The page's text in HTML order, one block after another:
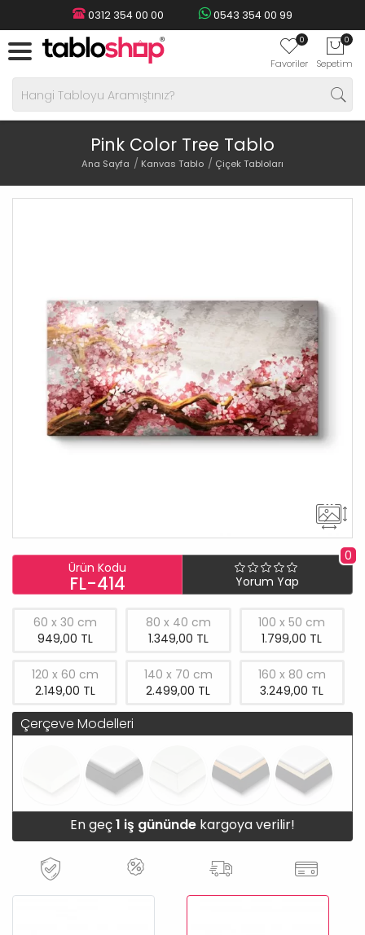
0312 354 00 00 0543 354 00 99
0
Favoriler
0
Sepetim
Pink Color Tree Tablo
Ana Sayfa Kanvas Tablo Çiçek Tabloları
Ürün Kodu
FL-414
0
Yorum Yap
60 x 30 cm
949,00 TL
80 x 40 cm
1.349,00 TL
100 x 50 cm
1.799,00 TL
120 x 60 cm
2.149,00 TL
140 x 70 cm
2.499,00 TL
160 x 80 cm
3.249,00 TL
Çerçeve Modelleri
En geç1 iş gününde kargoya verilir!